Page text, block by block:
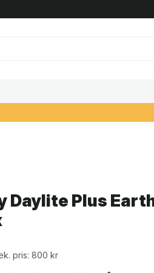
Daylite Plus
pris: 800 kr